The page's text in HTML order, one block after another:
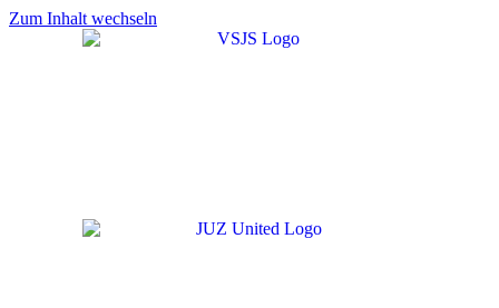
Zum Inhalt wechseln